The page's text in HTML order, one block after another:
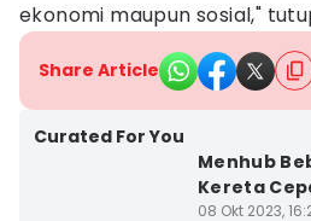
ekonomi maupun sosial,"
Share Article
Curated For You
Menhub
Kereta
08 Okt 2023,